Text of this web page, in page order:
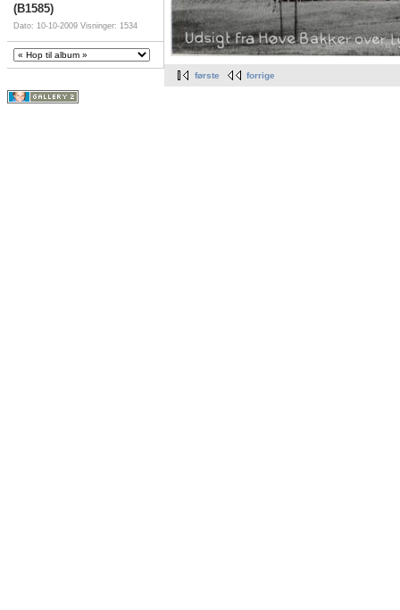
(B1585)
Dato: 10-10-2009 Visninger: 1534
første forrige